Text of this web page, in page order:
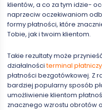
klientów, a co za tym idzie-
naprzeciw oczekiwaniom
formy płatności, które
Tobie, jak i twoim klientom.
Takie rezultaty może
działalnościterminal płatniczy
płatności bezgotówkowej. Z
bardziej popularny sposób
umożliwienie klientom
znacznego wzrostu obrotów